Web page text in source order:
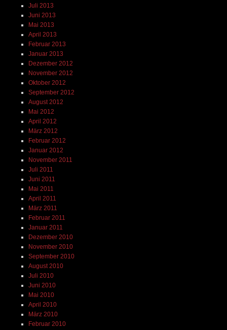
Juli 2013
Juni 2013
Mai 2013
April 2013
Februar 2013
Januar 2013
Dezember 2012
November 2012
Oktober 2012
September 2012
August 2012
Mai 2012
April 2012
März 2012
Februar 2012
Januar 2012
November 2011
Juli 2011
Juni 2011
Mai 2011
April 2011
März 2011
Februar 2011
Januar 2011
Dezember 2010
November 2010
September 2010
August 2010
Juli 2010
Juni 2010
Mai 2010
April 2010
März 2010
Februar 2010